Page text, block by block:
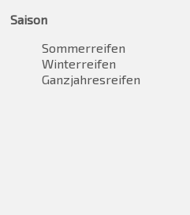
Saison
Sommerreifen
Winterreifen
Ganzjahresreifen